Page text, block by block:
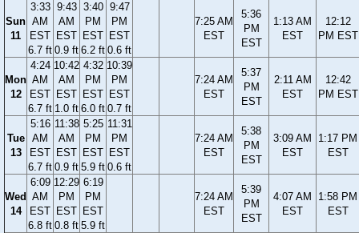
Sun
11
3:33
AM
EST
6.7 ft
9:43
AM
EST
0.9 ft
3:40
PM
EST
6.2 ft
9:47
PM
EST
0.6 ft
7:25 AM
EST
5:36
PM
EST
1:13 AM
EST
12:12
PM EST
Mon
12
4:24
AM
EST
6.7 ft
10:42
AM
EST
1.0 ft
4:32
PM
EST
6.0 ft
10:39
PM
EST
0.7 ft
7:24 AM
EST
5:37
PM
EST
2:11 AM
EST
12:42
PM EST
Tue
13
5:16
AM
EST
6.7 ft
11:38
AM
EST
0.9 ft
5:25
PM
EST
5.9 ft
11:31
PM
EST
0.6 ft
7:24 AM
EST
5:38
PM
EST
3:09 AM
EST
1:17 PM
EST
Wed
14
6:09
AM
EST
6.8 ft
12:29
PM
EST
0.8 ft
6:19
PM
EST
5.9 ft
7:24 AM
EST
5:39
PM
EST
4:07 AM
EST
1:58 PM
EST